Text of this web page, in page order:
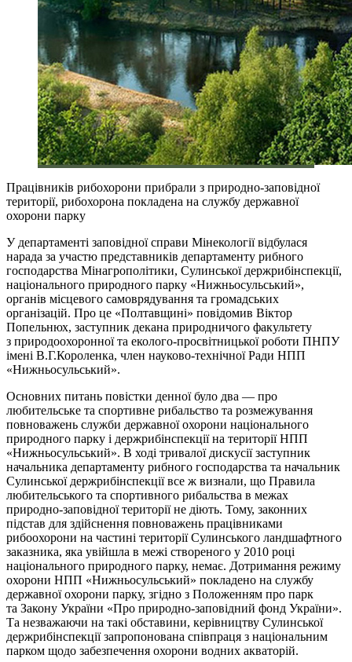
Працівників рибохорони прибрали з природно-заповідної
території, рибохорона покладена на службу державної
охорони парку
У департаменті заповідної справи Мінекології відбулася
нарада за участю представників департаменту рибного
господарства Мінагрополітики, Сулинської держрибінспекції,
національного природного парку «Нижньосульський»,
органів місцевого самоврядування та громадських
організацій. Про це «Полтавщині» повідомив Віктор
Попельнюх, заступник декана природничого факультету
з природоохоронної та еколого-просвітницької роботи ПНПУ
імені В.Г.Короленка, член науково-технічної Ради НПП
«Нижньосульський».
Основних питань повістки денної було два — про
любительське та спортивне рибальство та розмежування
повноважень служби державної охорони національного
природного парку і держрибінспекції на території НПП
«Нижньосульський». В ході тривалої дискусії заступник
начальника департаменту рибного господарства та начальник
Сулинської держрибінспекції все ж визнали, що Правила
любительського та спортивного рибальства в межах
природно-заповідної території не діють. Тому, законних
підстав для здійснення повноважень працівниками
рибоохорони на частині території Сулинського ландшафтного
заказника, яка увійшла в межі створеного у 2010 році
національного природного парку, немає. Дотримання режиму
охорони НПП «Нижньосульський» покладено на службу
державної охорони парку, згідно з Положенням про парк
та Закону України «Про природно-заповідний фонд України».
Та незважаючи на такі обставини, керівництву Сулинської
держрибінспекції запропонована співпраця з національним
парком щодо забезпечення охорони водних акваторій.